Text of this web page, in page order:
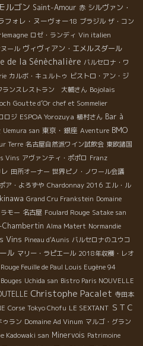
ルゴン Saint-Amour 赤 シルヴァン・
フォレ・ヌーヴォー18 ブラジル ザ・コン
ロゼ・ランディ Vin italien
ール ヴィヴィアン・エメルスダール
de la Sénèchalière バルセロナ・ワ
カルボ・キュルトゥ ビストロ・アン・ジ
ランスレストラン 大輔さん Bojolais
Goutte d’Or chef et Sommelier
ロジ ESPOA Yorozuya 植村さん Bar à
Uemura san 東京・銀座 Aventure BMO
Terre 名古屋自然派ワイン試飲会 東欧諸国
Vins アヴァンティ・ポポロ Franz
田所オーナー 世界ピノ・ノワール会議
ア・よろずや Chardonnay 2016 エル・ル
Grand Cru Frankstein Domaine
モー 名古屋 Foulard Rouge Satake san
Alma Matert Normandie
Vins Pineau d'Aunis バルセロナのユウコ
ル マリー・ラピエール 2018年収穫・レオ
Rouge Feuille de Paul Louis Eugène 94
Uchida san Bistro Paris NOUVELLE
Christophe Pacalet 寺田本
Corse Tokyo Chofu LE SEXTANT ＳＴＣ
ゥラン Domaine Ad Vinum マルゴ・グラン
Kadowaki san Minervois Patrimoine